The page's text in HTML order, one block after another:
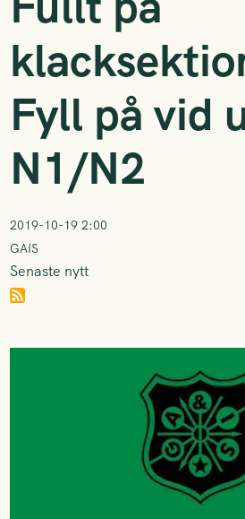
Fyll på vid
N1/N2
2019-10-19 2:00
GAIS
Senaste nytt